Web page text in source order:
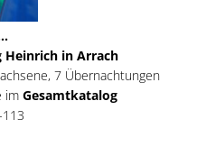
Heinrich in Arrach
7 Übernachtungen
im Gesamtkatalog